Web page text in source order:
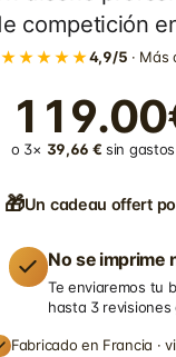
competición
★★★★★4,9/5 ·
o 3× 39,66 € sin gastos
🎁Un cadeau offert
No se imprime
Te enviaremos tu
hasta 3
Fabricado en Francia ·